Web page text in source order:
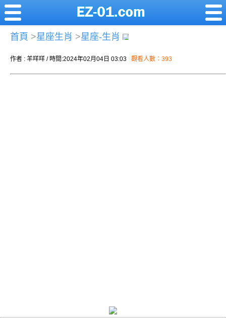
首頁 >星座生肖 >星座-生肖
作者 : 羊咩咩 / 時間:2024年02月04日 03:03 觀看人數：393